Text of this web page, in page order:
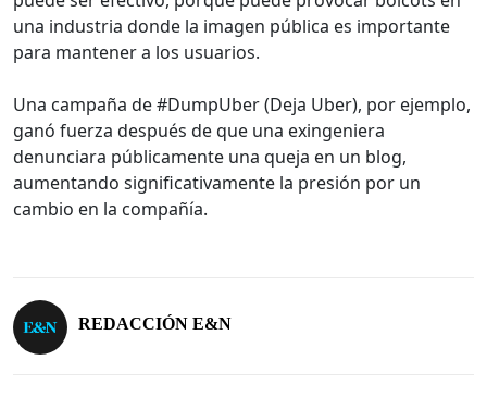
una industria donde la imagen pública es importante
para mantener a los usuarios.
Una campaña de #DumpUber (Deja Uber), por ejemplo,
ganó fuerza después de que una exingeniera
denunciara públicamente una queja en un blog,
aumentando significativamente la presión por un
cambio en la compañía.
REDACCIÓN E&N